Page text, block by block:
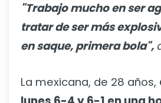
"Trabajo mucho en ser
tratar de ser más
en saque, primera bola",
La mexicana, de 28 años,